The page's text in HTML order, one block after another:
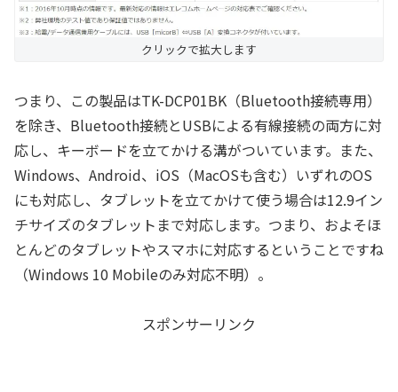
クリックで拡大します
つまり、この製品はTK-DCP01BK（Bluetooth接続専用）
を除き、Bluetooth接続とUSBによる有線接続の両方に対
応し、キーボードを立てかける溝がついています。また、
Windows、Android、iOS（MacOSも含む）いずれのOS
にも対応し、タブレットを立てかけて使う場合は12.9イン
チサイズのタブレットまで対応します。つまり、およそほ
とんどのタブレットやスマホに対応するということですね
（Windows 10 Mobileのみ対応不明）。
スポンサーリンク